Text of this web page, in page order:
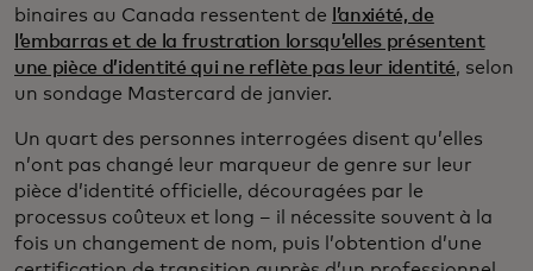
binaires au Canada ressentent de
l’anxiété, de
l’embarras et de la frustration lorsqu’elles présentent
une pièce d’identité qui ne reflète pas leur identité, selon
un sondage Mastercard de janvier.
Un quart des personnes interrogées disent qu’elles
n’ont pas changé leur marqueur de genre sur leur
pièce d’identité officielle, découragées par le
processus coûteux et long – il nécessite souvent à la
fois un changement de nom, puis l’obtention d’une